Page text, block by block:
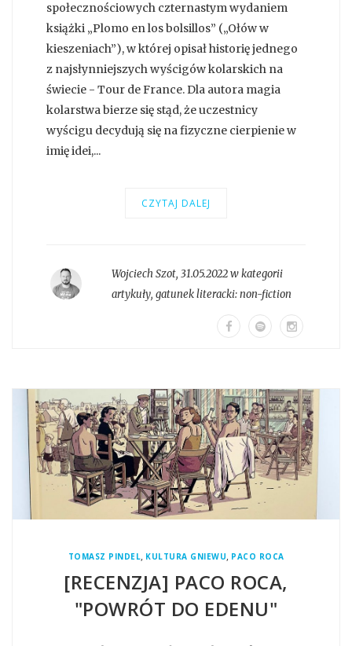
społecznościowych czternastym wydaniem
książki „Plomo en los bolsillos” („Ołów w
kieszeniach”), w której opisał historię jednego
z najsłynniejszych wyścigów kolarskich na
świecie - Tour de France. Dla autora magia
kolarstwa bierze się stąd, że uczestnicy
wyścigu decydują się na fizyczne cierpienie w
imię idei,...
CZYTAJ DALEJ
Wojciech Szot, 31.05.2022 w kategorii
artykuły, gatunek literacki:non-fiction
TOMASZ PINDEL, KULTURA GNIEWU, PACO ROCA
[RECENZJA] PACO ROCA,
"POWRÓT DO EDENU"